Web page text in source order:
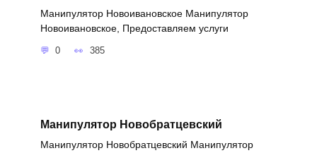
Манипулятор Новоивановское Манипулятор
Новоивановское, Предоставляем услуги
0 385
Манипулятор Новобратцевский
Манипулятор Новобратцевский Манипулятор